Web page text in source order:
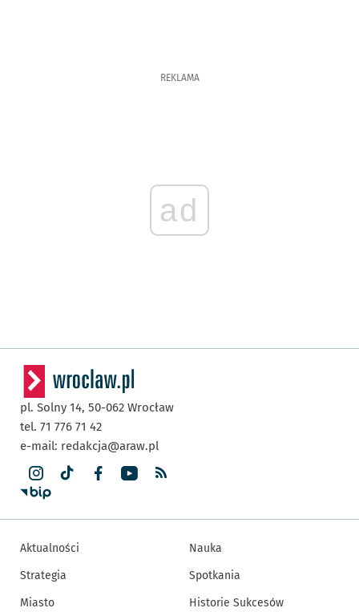
REKLAMA
ad
pl. Solny 14, 50-062 Wrocław
tel. 71 776 71 42
e-mail: redakcja@araw.pl
Aktualności
Strategia
Miasto
Nauka
Spotkania
Historie Sukcesów